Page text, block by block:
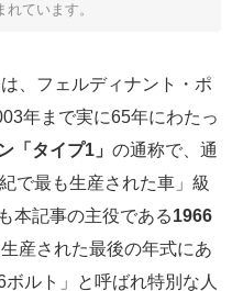
れています。
は、フェルディナント・ポ
年まで実に65年にわたっ
「タイプ1」 の通称で、通
で最も生産された車」級
本記事の主役である1966
産された最後の年式にあ
ルト」と呼ばれ特別な人